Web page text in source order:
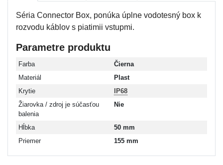
Séria Connector Box, ponúka úplne vodotesný box k
rozvodu káblov s piatimii vstupmi.
Parametre produktu
Farba
Čierna
Materiál
Plast
Krytie
IP68
Žiarovka / zdroj je súčasťou
balenia
Nie
Hĺbka
50 mm
Priemer
155 mm